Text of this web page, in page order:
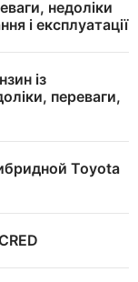
недоліки
і експлуатації
із
переваги,
Toyota